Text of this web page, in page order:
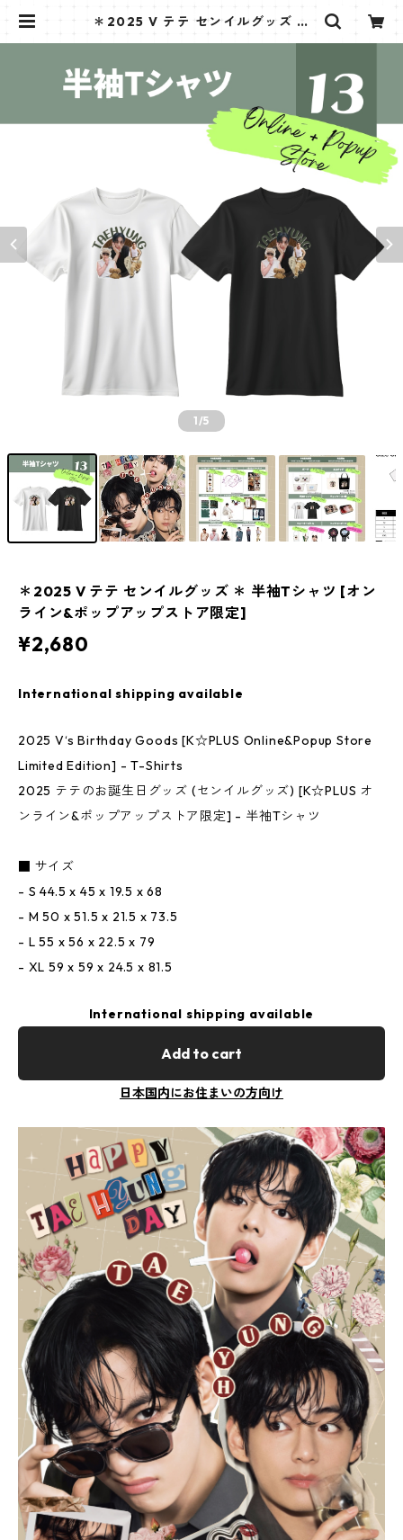
＊2025 V テテ センイルグッズ ＊
1/5
＊2025 V テテ センイルグッズ ＊ 半袖Tシャツ [オン
ライン&ポップアップストア限定]
¥2,680
International shipping available
2025 V‘s Birthday Goods [K☆PLUS Online&Popup Store
Limited Edition] - T-Shirts
2025 テテのお誕生日グッズ (センイルグッズ) [K☆PLUS オ
ンライン&ポップアップストア限定] - 半袖Tシャツ
■ サイズ
- S 44.5 x 45 x 19.5 x 68
- M 50 x 51.5 x 21.5 x 73.5
- L 55 x 56 x 22.5 x 79
- XL 59 x 59 x 24.5 x 81.5
International shipping available
Add to cart
日本国内にお住まいの方向け